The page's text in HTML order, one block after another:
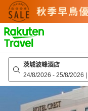
to
top
page
茨城波峰酒店
24/8/2026 - 25/8/2026 |